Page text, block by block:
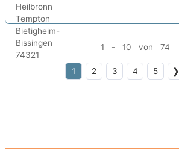
1 - 10 von 74
1 2 3 4 5 ❯